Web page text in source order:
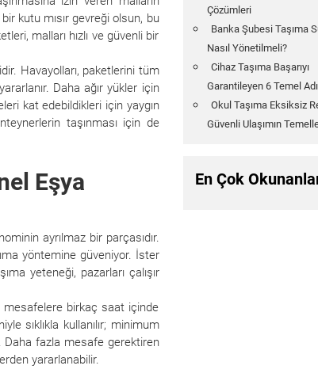
kutu mısır gevreği olsun, bu
malları hızlı ve güvenli bir
Havayolları, paketlerini tüm
Daha ağır yükler için
kat edebildikleri için yaygın
taşınması için de
Eşya
ayrılmaz bir parçasıdır.
yöntemine güveniyor. İster
yeteneği, pazarları çalışır
mesafelere birkaç saat içinde
sıklıkla kullanılır; minimum
Daha fazla mesafe gerektiren
yararlanabilir.
Çözümleri
Banka Şubesi Taşıma
Nasıl Yönetilmeli?
Cihaz Taşıma Başarıyı
Garantileyen 6 Temel
Okul Taşıma Eksiksiz
Güvenli Ulaşımın
En Çok